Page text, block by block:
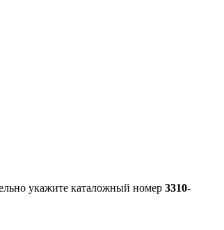
укажите каталожный номер 3310-